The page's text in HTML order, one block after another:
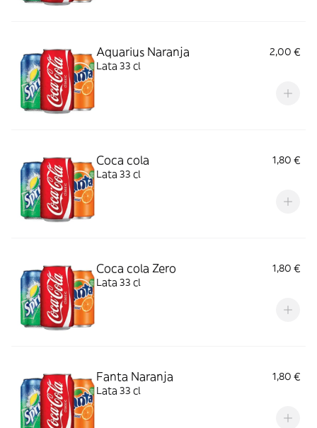
Aquarius Naranja
2,00 €
Lata 33 cl
Coca cola
1,80 €
Lata 33 cl
Coca cola Zero
1,80 €
Lata 33 cl
Fanta Naranja
1,80 €
Lata 33 cl